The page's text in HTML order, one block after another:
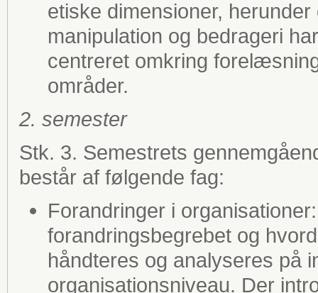
etiske dimensioner,
manipulation og bedrageri
centreret omkring
områder.
2. semester
Stk. 3. Semestrets
består af følgende fag:
Forandringer i
forandringsbegrebet og
håndteres og analyseres på
organisationsniveau. Der